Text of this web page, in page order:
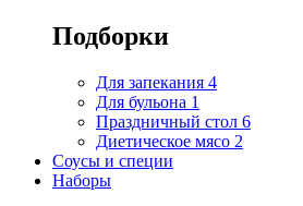
Подборки
Для запекания 4
Для бульона 1
Праздничный стол 6
Диетическое мясо 2
Соусы и специи
Наборы